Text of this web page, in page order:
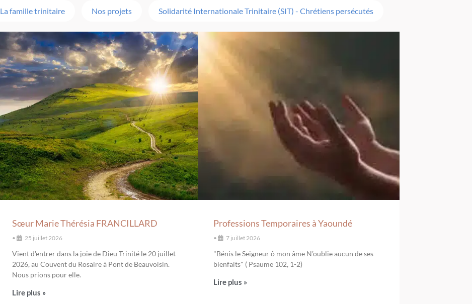
La famille trinitaire Nos projets Solidarité Internationale Trinitaire (SIT) - Chrétiens persécutés
Sœur Marie Thérésia FRANCILLARD
• 25 juillet 2026
Vient d'entrer dans la joie de Dieu Trinité le 20 juillet
2026, au Couvent du Rosaire à Pont de Beauvoisin.
Nous prions pour elle.
Lire plus »
Professions Temporaires à Yaoundé
• 7 juillet 2026
"Bénis le Seigneur ô mon âme N’oublie aucun de ses
bienfaits" ( Psaume 102, 1-2)
Lire plus »